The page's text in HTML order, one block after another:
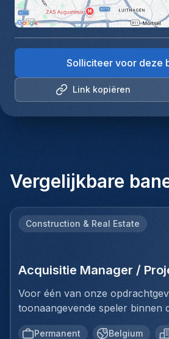
Link kopiëren
Solliciteer voor deze
Vergelijkbare
Construction & Real Estate
Acquisitie Manager /
Voor één van onze
toonaangevende speler binnen
vastgoedinvesteringsmarkt, zijn
Permanent Belgium